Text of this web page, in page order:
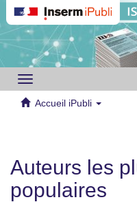
Toggle
navigation
Accueil iPubli
Auteurs les
populaires